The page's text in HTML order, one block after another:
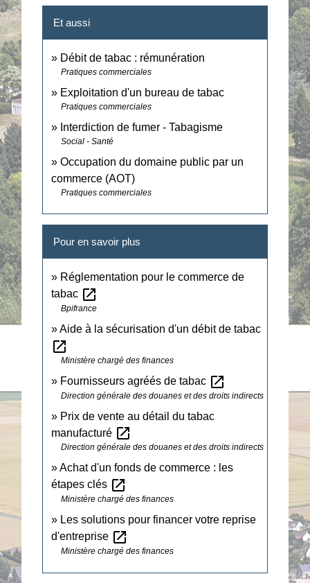
Et aussi
Débit de tabac : rémunération
Pratiques commerciales
Exploitation d'un bureau de tabac
Pratiques commerciales
Interdiction de fumer - Tabagisme
Social - Santé
Occupation du domaine public par un
commerce (AOT)
Pratiques commerciales
Pour en savoir plus
Réglementation pour le commerce de
tabac open_in_new
Bpifrance
Aide à la sécurisation d'un débit de tabac
open_in_new
Ministère chargé des finances
Fournisseurs agréés de tabac open_in_new
Direction générale des douanes et des droits indirects
Prix de vente au détail du tabac
manufacturé open_in_new
Direction générale des douanes et des droits indirects
Achat d'un fonds de commerce : les
étapes clés open_in_new
Ministère chargé des finances
Les solutions pour financer votre reprise
d'entreprise open_in_new
Ministère chargé des finances